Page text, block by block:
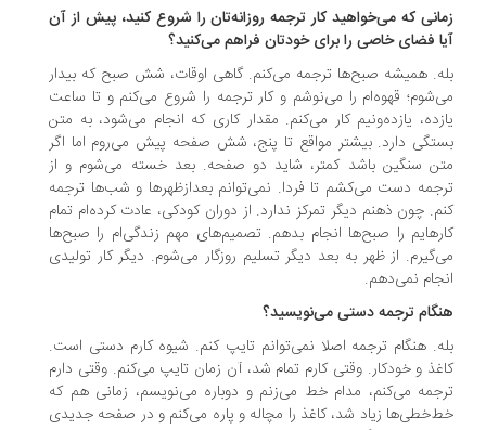
که می‌خواهید کار ترجمه روزانه‌تان را شروع کنید، پیش از آن
فضای خاصی را برای خودتان فراهم می‌کنید؟
همیشه صبح‌ها ترجمه می‌کنم. گاهی اوقات، شش صبح که بیدار
قهوه‌ام را می‌نوشم و کار ترجمه را شروع می‌کنم و تا ساعت
یازده‌ونیم کار می‌کنم. مقدار کاری که انجام می‌شود، به متن
دارد. بیشتر مواقع تا پنج، شش صفحه پیش می‌روم اما اگر
سنگین باشد کمتر، شاید دو صفحه. بعد خسته می‌شوم و از
دست می‌کشم تا فردا. نمی‌توانم بعدازظهر‌ها و شب‌ها ترجمه
چون ذهنم دیگر تمرکز ندارد. از دوران کودکی، عادت کرده‌ام تمام
را صبح‌ها انجام بدهم. تصمیم‌های مهم زندگی‌ام را صبح‌ها
از ظهر به بعد دیگر تسلیم روزگار می‌شوم. دیگر کار تولیدی
نمی‌دهم.
ترجمه دستی می‌نویسید؟
هنگام ترجمه اصلا نمی‌توانم تایپ کنم. شیوه کارم دستی است.
و خودکار. وقتی کارم تمام شد، آن زمان تایپ می‌کنم. وقتی دارم
می‌کنم، مدام خط می‌زنم و دوباره می‌نویسم، زمانی هم که
زیاد شد، کاغذ را مچاله و پاره می‌کنم و در صفحه جدیدی